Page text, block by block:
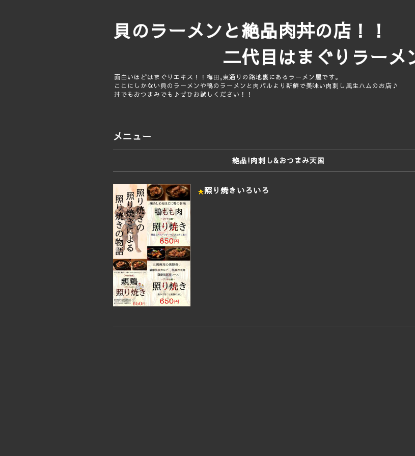
貝のラーメンと絶品肉丼
二代目はまぐりラーメ
面白いほどはまぐりエキス！！梅田,東通りの路地裏にあるラーメン屋です。
ここにしかない貝のラーメンや鴨のラーメンと肉バルより新鮮で美味い肉刺し風生ハムのお店♪
丼でもおつまみでも♪ぜひお試しください！！
メニュー
絶品!肉刺し&おつまみ天国
照り焼きいろいろ